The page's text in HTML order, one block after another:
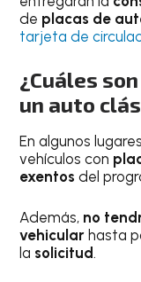
de placas de
tarjeta de
¿Cuáles
un auto
En algunos
vehículos con
exentosdel
Además, no
vehicular hasta
la solicitud.